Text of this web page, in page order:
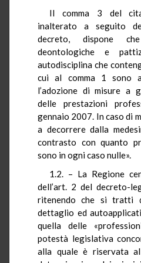
Il comma 3 del
inalterato a seguito
decreto, dispone
deontologiche e
autodisciplina che
cui al comma 1 sono
l’adozione di misure a
delle prestazioni
gennaio 2007. In caso di
a decorrere dalla
contrasto con quanto
sono in ogni caso nulle».
1.2. – La Regione
dell’art. 2 del decreto-
ritenendo che si tratti
dettaglio ed
quella delle
potestà legislativa
alla quale è riservata